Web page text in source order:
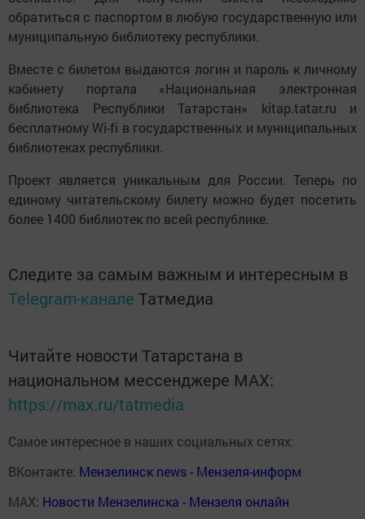
обратиться с паспортом в любую государственную или
муниципальную библиотеку республики.
Вместе с билетом выдаются логин и пароль к личному
кабинету портала «Национальная электронная
библиотека Республики Татарстан» kitap.tatar.ru и
бесплатному Wi-fi в государственных и муниципальных
библиотеках республики.
Проект является уникальным для России. Теперь по
единому читательскому билету можно будет посетить
более 1400 библиотек по всей республике.
Следите за самым важным и интересным в
Telegram-канале Татмедиа
Читайте новости Татарстана в
национальном мессенджере MАХ:
https://max.ru/tatmedia
Самое интересное в наших социальных сетях:
ВКонтакте: Мензелинск news - Мензеля-информ
MAX: Новости Мензелинска - Мензеля онлайн